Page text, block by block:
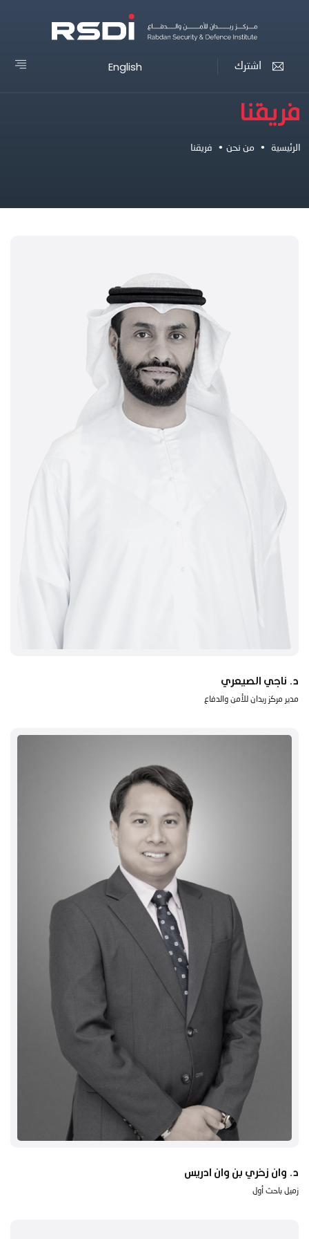
اشترك English
فريقنا
الرئيسية • من نحن • فريقنا
د. ناجي الصيعري
مدير مركز ربدان للأمن والدفاع
د. وان زخري بن وان ادريس
زميل باحث أول